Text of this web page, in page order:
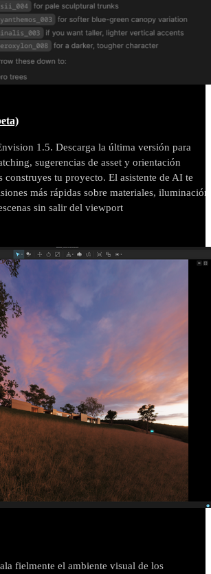
1.5. Descarga la última versión para
sugerencias de asset y orientación
construyes tu proyecto. El asistente de AI te
más rápidas sobre materiales, iluminación
sin salir del viewport
fielmente el ambiente visual de los